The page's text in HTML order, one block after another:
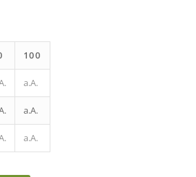
100
a.A.
a.A.
a.A.